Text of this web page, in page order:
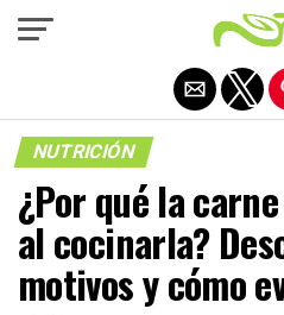
NUTRICIÓN
¿Por qué la
al cocinarla?
motivos y cómo
Salir de la